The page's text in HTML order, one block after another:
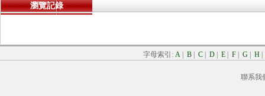
瀏覽記錄
字母索引: A B C D E F G H
聯系我